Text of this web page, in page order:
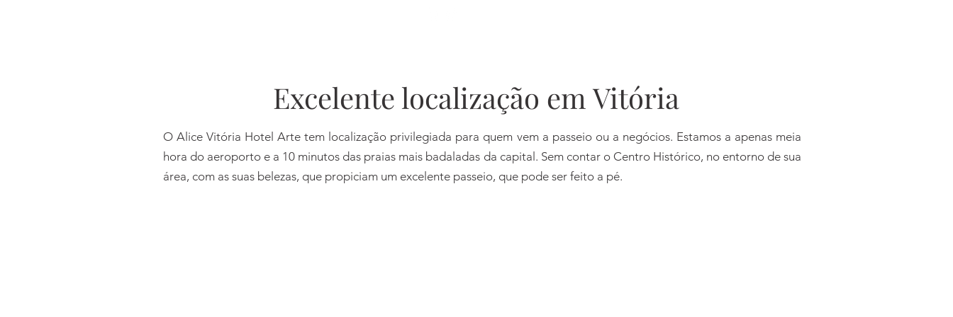
Novembro
O Alice Vitória Hotel Arte tem localização privilegiada para quem vem a passeio ou a negócios. Estamos a apenas meia
hora do aeroporto e a 10 minutos das praias mais badaladas da capital. Sem contar o Centro Histórico, no entorno de sua
área, com as suas belezas, que propiciam um excelente passeio, que pode ser feito a pé.
Excelente localização em Vitória